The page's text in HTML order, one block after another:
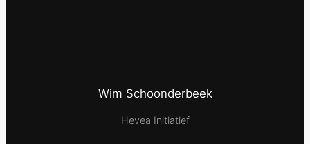
Wim Schoonderbeek
Hevea Initiatief